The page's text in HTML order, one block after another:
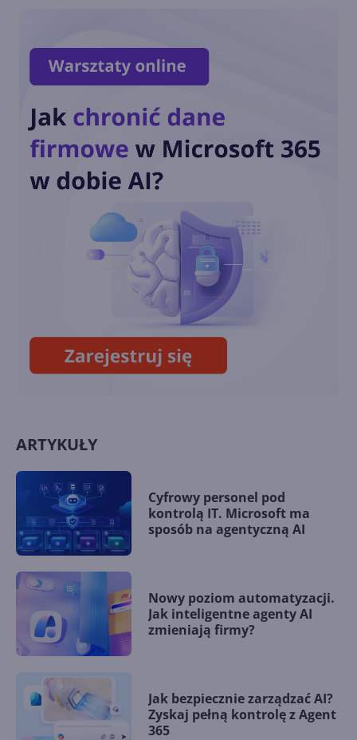
pobranie Paint 3D
Przedłużone wsparcie
konsumentów. Ile będzie
kosztować?
Październikowa aktualizacja
opcjonalna Windows 10 22H2
(build 19045.5073)
ARTYKUŁY
Cyfrowy personel pod
kontrolą IT. Microsoft ma
sposób na agentyczną AI
Nowy poziom automatyzacji.
Jak inteligentne agenty AI
zmieniają firmy?
Jak bezpiecznie zarządzać AI?
Zyskaj pełną kontrolę z Agent
365